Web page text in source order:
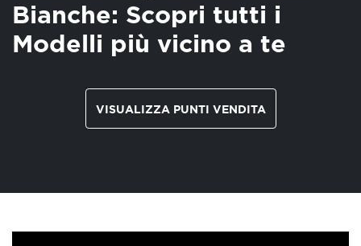
Bianche: Scopri tutti i
Modelli più vicino a te
VISUALIZZA PUNTI VENDITA